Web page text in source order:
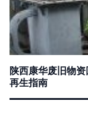
陕西康华废旧物
再生指南